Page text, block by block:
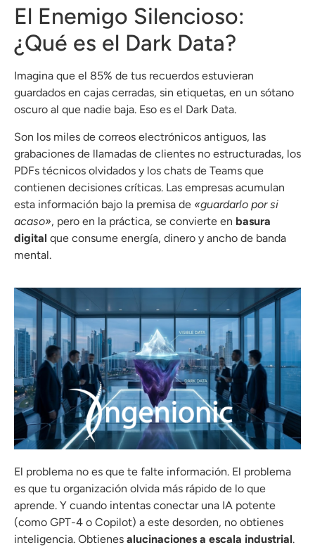
El Enemigo Silencioso:
¿Qué es el Dark Data?
Imagina que el 85% de tus recuerdos estuvieran
guardados en cajas cerradas, sin etiquetas, en un sótano
oscuro al que nadie baja. Eso es el Dark Data.
Son los miles de correos electrónicos antiguos, las
grabaciones de llamadas de clientes no estructuradas, los
PDFs técnicos olvidados y los chats de Teams que
contienen decisiones críticas. Las empresas acumulan
esta información bajo la premisa de «guardarlo por si
acaso», pero en la práctica, se convierte en basura
digital que consume energía, dinero y ancho de banda
mental.
El problema no es que te falte información. El problema
es que tu organización olvida más rápido de lo que
aprende. Y cuando intentas conectar una IA potente
(como GPT-4 o Copilot) a este desorden, no obtienes
inteligencia. Obtienes alucinaciones a escala industrial.